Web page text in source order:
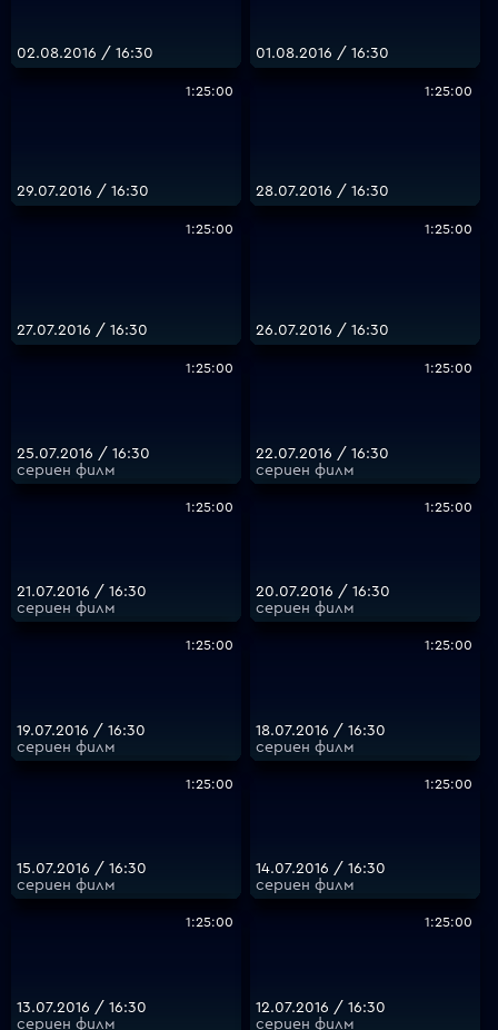
02.08.2016 / 16:30 01.08.2016 / 16:30
1:25:00
29.07.2016 / 16:30
1:25:00
28.07.2016 / 16:30
1:25:00
27.07.2016 / 16:30
1:25:00
26.07.2016 / 16:30
1:25:00
25.07.2016 / 16:30
сериен филм
1:25:00
22.07.2016 / 16:30
сериен филм
1:25:00
21.07.2016 / 16:30
сериен филм
1:25:00
20.07.2016 / 16:30
сериен филм
1:25:00
19.07.2016 / 16:30
сериен филм
1:25:00
18.07.2016 / 16:30
сериен филм
1:25:00
15.07.2016 / 16:30
сериен филм
1:25:00
14.07.2016 / 16:30
сериен филм
1:25:00
13.07.2016 / 16:30
сериен филм
1:25:00
12.07.2016 / 16:30
сериен филм